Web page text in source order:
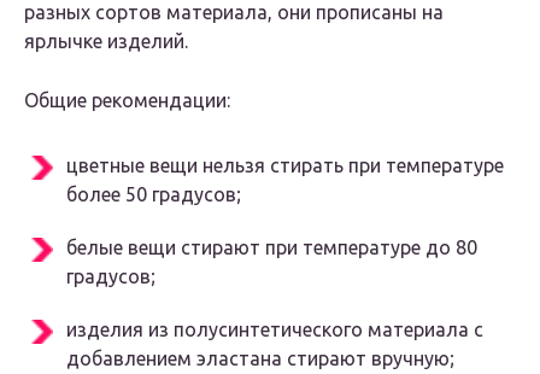
разных сортов материала, они прописаны на
ярлычке изделий.
Общие рекомендации:
цветные вещи нельзя стирать при температуре
более 50 градусов;
белые вещи стирают при температуре до 80
градусов;
изделия из полусинтетического материала с
добавлением эластана стирают вручную;